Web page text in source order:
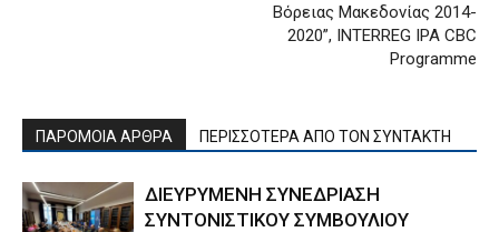
Βόρειας Μακεδονίας 2014-
2020”, INTERREG IPA CBC
Programme
ΠΑΡΟΜΟΙΑ ΑΡΘΡΑ ΠΕΡΙΣΣΟΤΕΡΑ ΑΠΟ ΤΟΝ ΣΥΝΤΑΚΤΗ
ΔΙΕΥΡΥΜΕΝΗ ΣΥΝΕΔΡΙΑΣΗ
ΣΥΝΤΟΝΙΣΤΙΚΟΥ ΣΥΜΒΟΥΛΙΟΥ